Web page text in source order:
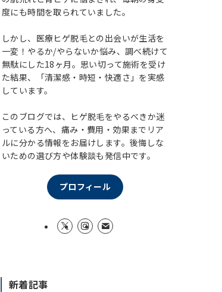
度にも時間を取られていました。
しかし、医療ヒゲ脱毛との出会いが生活を
一変！やるか/やらないか悩み、調べ続けて
無駄にした18ヶ月。思い切って施術を受け
た結果、「清潔感・時短・快適さ」を実感
しています。
このブログでは、ヒゲ脱毛をやるべきか迷
っている方へ、痛み・費用・効果までリア
ルに分かる情報をお届けします。後悔しな
いための選び方や体験談も発信中です。
プロフィール
新着記事